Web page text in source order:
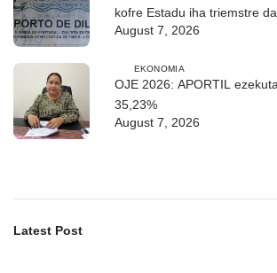
kofre Estadu iha triemstre
August 7, 2026
EKONOMIA
OJE 2026: APORTIL
35,23%
August 7, 2026
Latest Post